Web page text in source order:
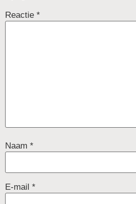
Reactie *
Naam *
E-mail *